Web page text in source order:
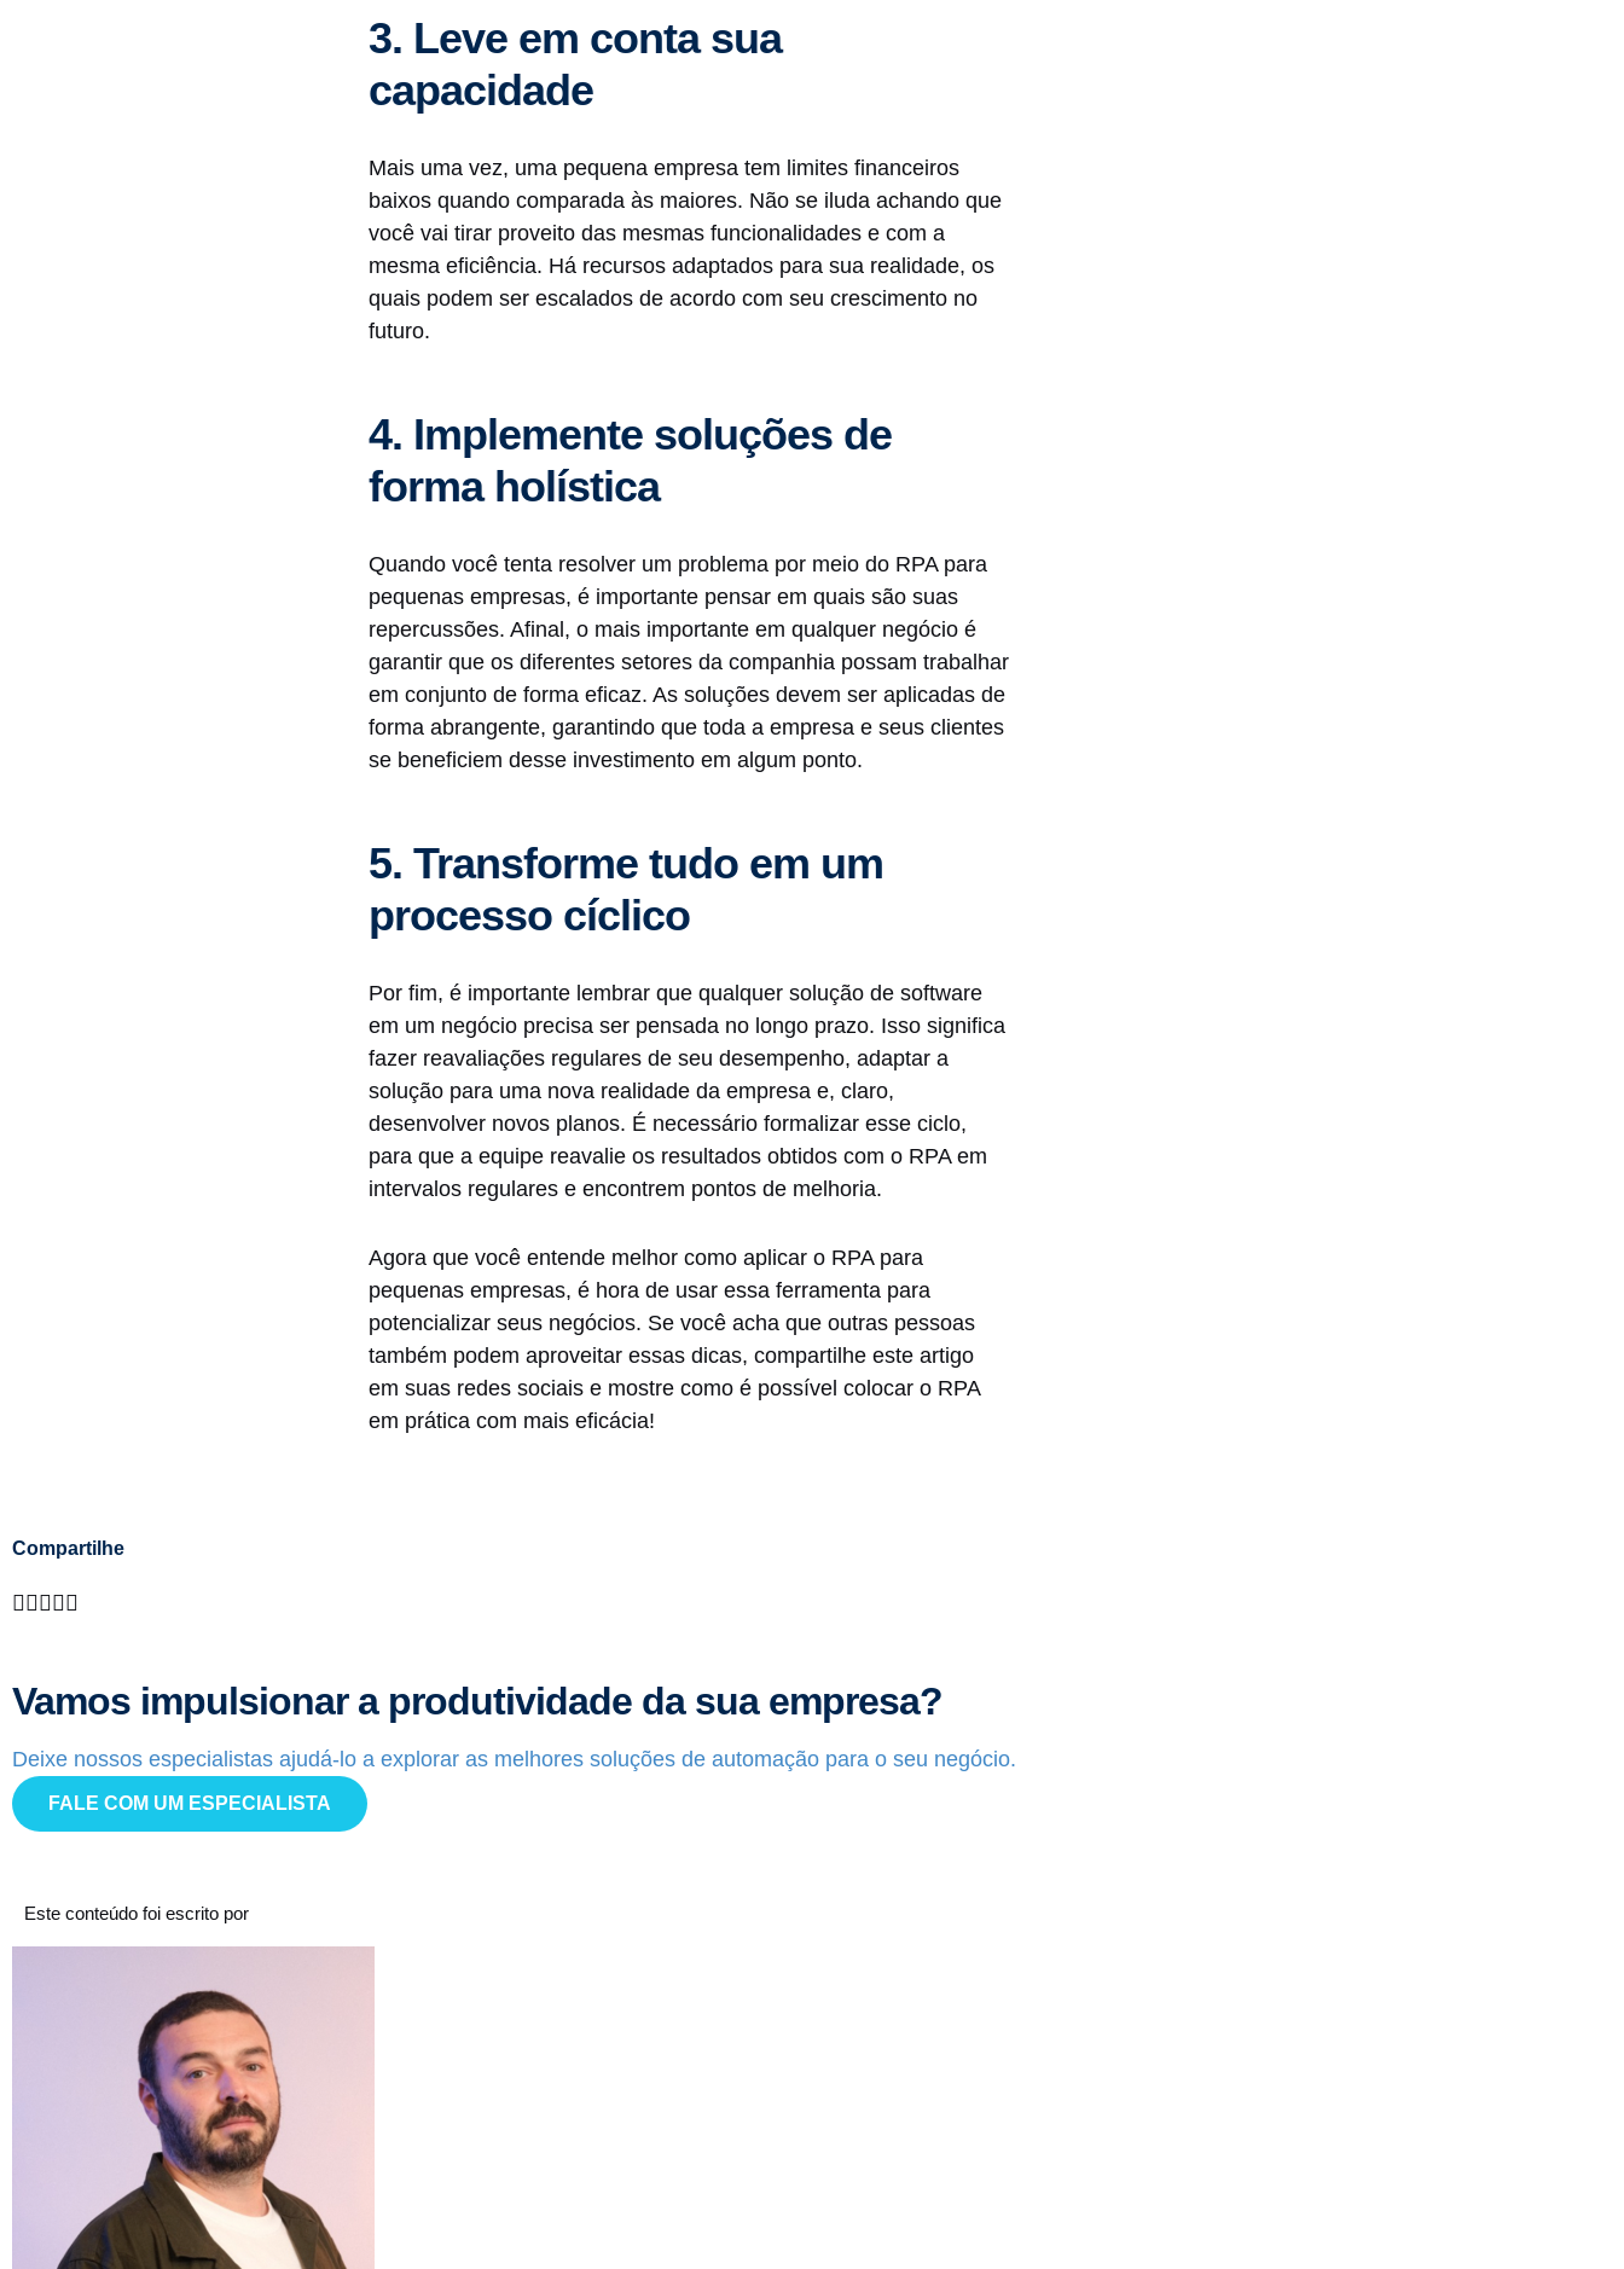
3. Leve em conta sua
capacidade
Mais uma vez, uma pequena empresa tem limites financeiros
baixos quando comparada às maiores. Não se iluda achando que
você vai tirar proveito das mesmas funcionalidades e com a
mesma eficiência. Há recursos adaptados para sua realidade, os
quais podem ser escalados de acordo com seu crescimento no
futuro.
4. Implemente soluções de
forma holística
Quando você tenta resolver um problema por meio do RPA para
pequenas empresas, é importante pensar em quais são suas
repercussões. Afinal, o mais importante em qualquer negócio é
garantir que os diferentes setores da companhia possam trabalhar
em conjunto de forma eficaz. As soluções devem ser aplicadas de
forma abrangente, garantindo que toda a empresa e seus clientes
se beneficiem desse investimento em algum ponto.
5. Transforme tudo em um
processo cíclico
Por fim, é importante lembrar que qualquer solução de software
em um negócio precisa ser pensada no longo prazo. Isso significa
fazer reavaliações regulares de seu desempenho, adaptar a
solução para uma nova realidade da empresa e, claro,
desenvolver novos planos. É necessário formalizar esse ciclo,
para que a equipe reavalie os resultados obtidos com o RPA em
intervalos regulares e encontrem pontos de melhoria.
Agora que você entende melhor como aplicar o RPA para
pequenas empresas, é hora de usar essa ferramenta para
potencializar seus negócios. Se você acha que outras pessoas
também podem aproveitar essas dicas, compartilhe este artigo
em suas redes sociais e mostre como é possível colocar o RPA
em prática com mais eficácia!
Compartilhe
Vamos impulsionar a produtividade da sua empresa?
Deixe nossos especialistas ajudá-lo a explorar as melhores soluções de automação para o seu negócio.
FALE COM UM ESPECIALISTA
Este conteúdo foi escrito por